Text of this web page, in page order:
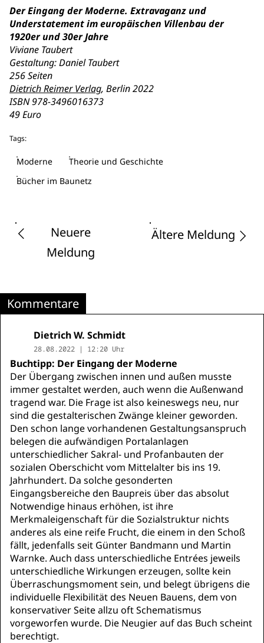
Der Eingang der Moderne. Extravaganz und
Understatement im europäischen Villenbau der
1920er und 30er Jahre
Viviane Taubert
Gestaltung: Daniel Taubert
256 Seiten
Dietrich Reimer Verlag, Berlin 2022
ISBN 978-3496016373
49 Euro
Tags:
Moderne
Theorie und Geschichte
Bücher im Baunetz
Neuere
Meldung
Ältere Meldung
Kommentare
Dietrich W. Schmidt
28.08.2022 | 12:20 Uhr
Buchtipp: Der Eingang der Moderne
Der Übergang zwischen innen und außen musste
immer gestaltet werden, auch wenn die Außenwand
tragend war. Die Frage ist also keineswegs neu, nur
sind die gestalterischen Zwänge kleiner geworden.
Den schon lange vorhandenen Gestaltungsanspruch
belegen die aufwändigen Portalanlagen
unterschiedlicher Sakral- und Profanbauten der
sozialen Oberschicht vom Mittelalter bis ins 19.
Jahrhundert. Da solche gesonderten
Eingangsbereiche den Baupreis über das absolut
Notwendige hinaus erhöhen, ist ihre
Merkmaleigenschaft für die Sozialstruktur nichts
anderes als eine reife Frucht, die einem in den Schoß
fällt, jedenfalls seit Günter Bandmann und Martin
Warnke. Auch dass unterschiedliche Entrées jeweils
unterschiedliche Wirkungen erzeugen, sollte kein
Überraschungsmoment sein, und belegt übrigens die
individuelle Flexibilität des Neuen Bauens, dem von
konservativer Seite allzu oft Schematismus
vorgeworfen wurde. Die Neugier auf das Buch scheint
berechtigt.